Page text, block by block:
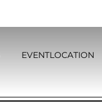
EVENTLOCATION